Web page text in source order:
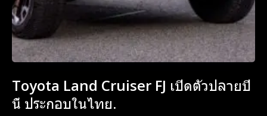
Toyota Land Cruiser FJ เปิดตัวปลายปี
นี้ ประกอบในไทย.